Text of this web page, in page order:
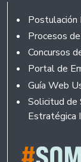
Footer
Postulación
Procesos
Concursos
Portal de
Guía Web
Solicitud de
Estratégica